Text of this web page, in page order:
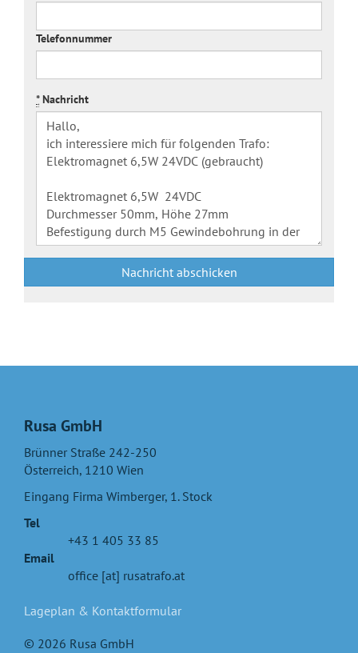
Telefonnummer
*Nachricht
Nachricht abschicken
Rusa GmbH
Brünner Straße 242-250
Österreich, 1210 Wien
Eingang Firma Wimberger, 1. Stock
Tel
+43 1 405 33 85
Email
office [at] rusatrafo.at
Lageplan & Kontaktformular
© 2026 Rusa GmbH